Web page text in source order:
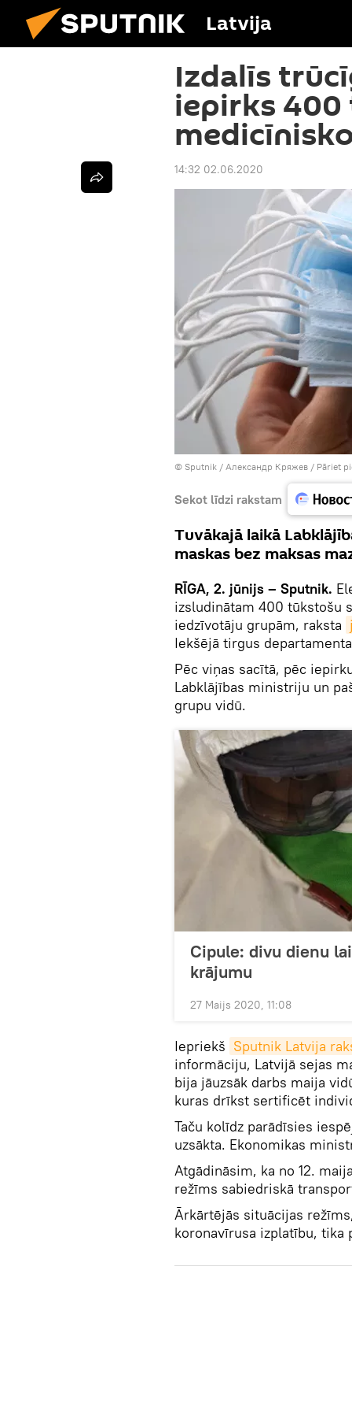
Latvija
Izdalīs
iepirks
14:32 02.06.2020
© Sputnik / Александр Кряжев / Pāriet
Sekot līdzi rakstam
Tuvākajā laikā
maskas bez maksas
RĪGA, 2. jūnijs – Sputnik.
izsludinātam 400 tūkstošu
iedzīvotāju grupām, raksta
Iekšējā tirgus
Pēc viņas sacītā, pēc
Labklājības ministriju un
grupu vidū.
Cipule: divu dienu
krājumu
27 Maijs 2020, 11:08
Iepriekš Sputnik Latvija
informāciju, Latvijā sejas
bija jāuzsāk darbs maija
kuras drīkst sertificēt
Taču kolīdz parādīsies
uzsākta. Ekonomikas
Atgādināsim, ka no 12.
režīms sabiedriskā
Ārkārtējās situācijas
koronavīrusa izplatību, tika